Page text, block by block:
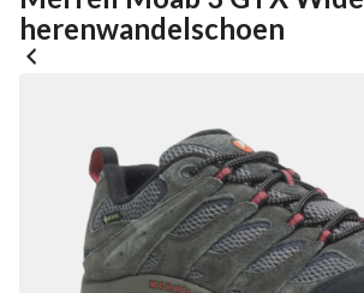
herenwandelschoen